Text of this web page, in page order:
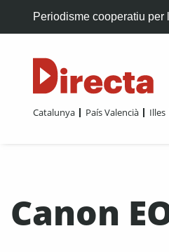
Periodisme cooperatiu per
Catalunya País Valencià Illes
Canon